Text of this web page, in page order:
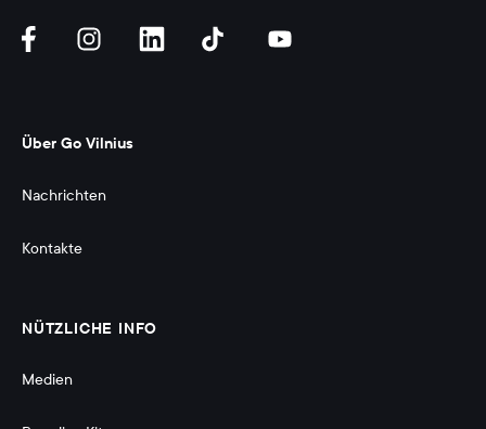
Über Go Vilnius
Nachrichten
Kontakte
NÜTZLICHE INFO
Medien